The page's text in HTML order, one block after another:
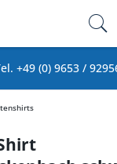
+49 (0) 9653 /